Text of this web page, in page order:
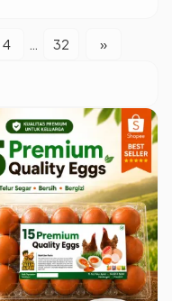
4 32 »